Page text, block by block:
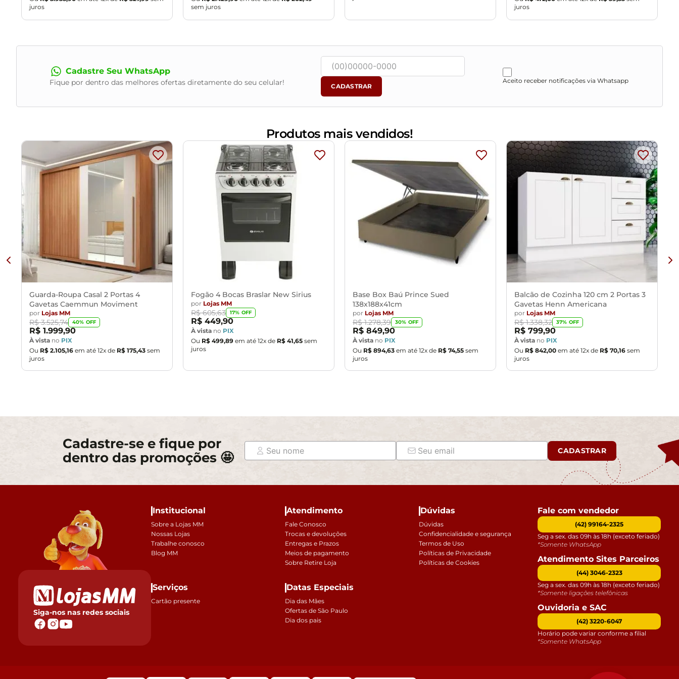
juros
sem juros
juros
Cadastre Seu WhatsApp
Fique por dentro das melhores ofertas diretamente do seu celular! CADASTRAR
Aceito receber notificações via Whatsapp
Produtos mais vendidos!
Guarda-Roupa Casal 2 Portas 4
Gavetas Caemmun Moviment
por Lojas MM
R$ 3.525,74 40% OFF
R$ 1.999,90
À vista no PIX
Ou R$ 2.105,16 em até 12x de R$ 175,43 sem
juros
Fogão 4 Bocas Braslar New Sirius
por Lojas MM
R$ 605,63 17% OFF
R$ 449,90
À vista no PIX
Ou R$ 499,89 em até 12x de R$ 41,65 sem
juros
Base Box Baú Prince Sued
138x188x41cm
por Lojas MM
R$ 1.278,39 30% OFF
R$ 849,90
À vista no PIX
Ou R$ 894,63 em até 12x de R$ 74,55 sem
juros
Balcão de Cozinha 120 cm 2 Portas 3
Gavetas Henn Americana
por Lojas MM
R$ 1.338,32 37% OFF
R$ 799,90
À vista no PIX
Ou R$ 842,00 em até 12x de R$ 70,16 sem
juros
Cadastre-se e fique por
dentro das promoções 🤩
CADASTRAR
Siga-nos nas redes sociais
Institucional
Sobre a Lojas MM
Nossas Lojas
Trabalhe conosco
Blog MM
Atendimento
Fale Conosco
Trocas e devoluções
Entregas e Prazos
Meios de pagamento
Sobre Retire Loja
Dúvidas
Dúvidas
Confidencialidade e segurança
Termos de Uso
Políticas de Privacidade
Políticas de Cookies
Serviços
Cartão presente
Datas Especiais
Dia das Mães
Ofertas de São Paulo
Dia dos pais
Fale com vendedor
(42) 99164-2325
Seg a sex. das 09h às 18h (exceto feriado)
*Somente WhatsApp
Atendimento Sites Parceiros
(44) 3046-2323
Seg a sex. das 09h às 18h (exceto feriado)
*Somente ligações telefônicas
Ouvidoria e SAC
(42) 3220-6047
Horário pode variar conforme a filial
*Somente WhatsApp